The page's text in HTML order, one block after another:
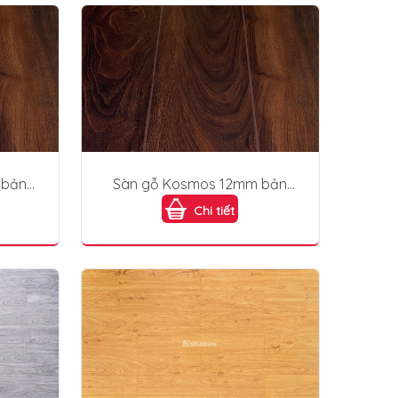
Sàn gỗ Kosmos 12mm bản
lớn KB1891
Chi tiết